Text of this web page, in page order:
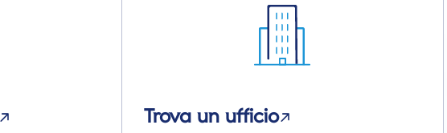
Trova un ufficio